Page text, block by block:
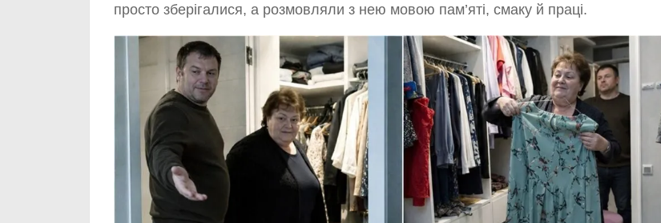
просто зберігалися, а розмовляли з нею мовою пам’яті, смаку й праці.